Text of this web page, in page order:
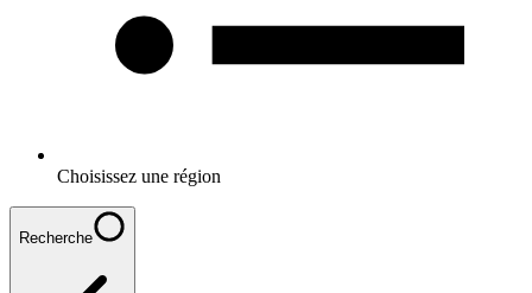
Choisissez une région
Recherche